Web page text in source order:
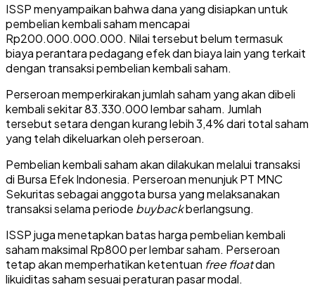
ISSP menyampaikan bahwa dana yang disiapkan untuk
pembelian kembali saham mencapai
Rp200.000.000.000. Nilai tersebut belum termasuk
biaya perantara pedagang efek dan biaya lain yang terkait
dengan transaksi pembelian kembali saham.
Perseroan memperkirakan jumlah saham yang akan dibeli
kembali sekitar 83.330.000 lembar saham. Jumlah
tersebut setara dengan kurang lebih 3,4% dari total saham
yang telah dikeluarkan oleh perseroan.
Pembelian kembali saham akan dilakukan melalui transaksi
di Bursa Efek Indonesia. Perseroan menunjuk PT MNC
Sekuritas sebagai anggota bursa yang melaksanakan
transaksi selama periode buybackberlangsung.
ISSP juga menetapkan batas harga pembelian kembali
saham maksimal Rp800 per lembar saham. Perseroan
tetap akan memperhatikan ketentuan free floatdan
likuiditas saham sesuai peraturan pasar modal.